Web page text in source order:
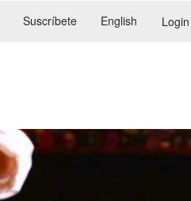
Suscríbete English Login